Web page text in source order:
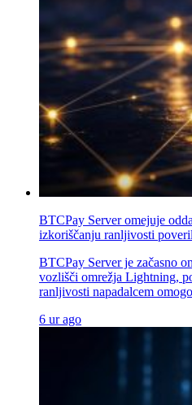
BTCPay Server omejuje
izkoriščanju ranljivosti
BTCPay Server je začasno
vozlišči omrežja Lightning,
ranljivosti napadalcem
6 ur ago